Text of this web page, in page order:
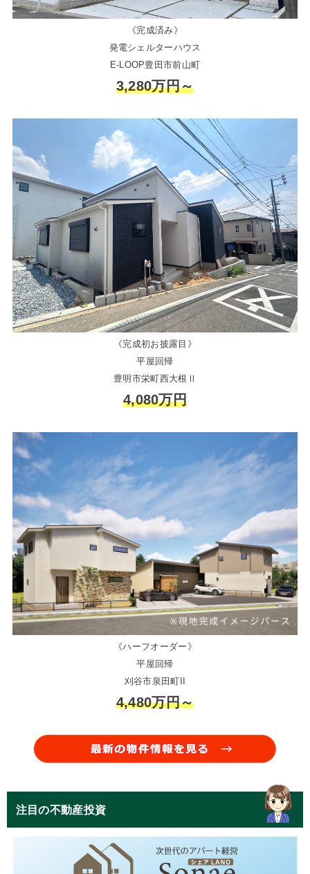
《完成済み》
発電シェルターハウス
E-LOOP豊田市前山町
3,280万円～
《完成初お披露目》
平屋回帰
豊明市栄町西大根Ⅱ
4,080万円
《ハーフオーダー》
平屋回帰
刈谷市泉田町II
4,480万円～
注目の不動産投資